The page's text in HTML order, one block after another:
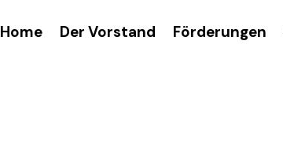
Home Der Vorstand Förderungen